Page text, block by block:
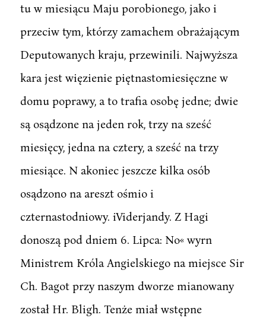
tu w miesiącu Maju porobionego, jako i
przeciw tym, którzy zamachem obrażającym
Deputowanych kraju, przewinili. Najwyższa
kara jest więzienie piętnastomiesięczne w
domu poprawy, a to trafia osobę jedne; dwie
są osądzone na jeden rok, trzy na sześć
miesięcy, jedna na cztery, a sześć na trzy
miesiące. N akoniec jeszcze kilka osób
osądzono na areszt ośmio i
czternastodniowy. iViderjandy. Z Hagi
donoszą pod dniem 6. Lipca: No« wyrn
Ministrem Króla Angielskiego na miejsce Sir
Ch. Bagot przy naszym dworze mianowany
został Hr. Bligh. Tenże miał wstępne